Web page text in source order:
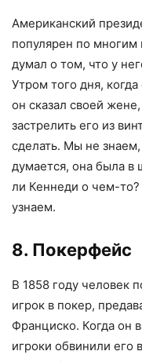
Американский
популярен по многим
думал о том, что у
Утром того дня,
он сказал своей
застрелить его из
сделать. Мы не
думается, она была в
ли Кеннеди о чем-
узнаем.
8. Покерфейс
В 1858 году человек
игрок в покер,
Франциско. Когда он
игроки обвинили его